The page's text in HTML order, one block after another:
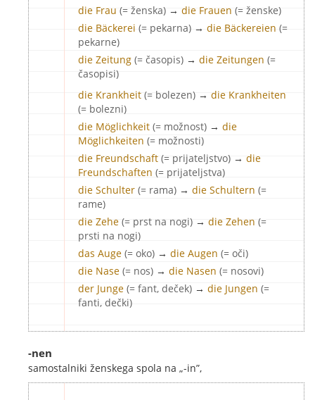
die Frau (= ženska) → die Frauen (= ženske)
die Bäckerei (= pekarna) → die Bäckereien (=
pekarne)
die Zeitung (= časopis) → die Zeitungen (=
časopisi)
die Krankheit (= bolezen) → die Krankheiten
(= bolezni)
die Möglichkeit (= možnost) → die
Möglichkeiten (= možnosti)
die Freundschaft (= prijateljstvo) → die
Freundschaften (= prijateljstva)
die Schulter (= rama) → die Schultern (=
rame)
die Zehe (= prst na nogi) → die Zehen (=
prsti na nogi)
das Auge (= oko) → die Augen (= oči)
die Nase (= nos) → die Nasen (= nosovi)
der Junge (= fant, deček) → die Jungen (=
fanti, dečki)
-nen
samostalniki ženskega spola na „-in”,